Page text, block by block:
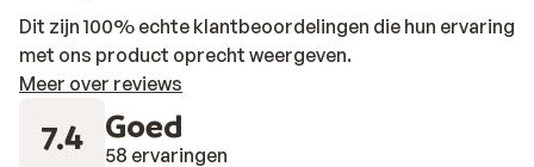
Dit zijn 100% echte klantbeoordelingen die hun ervaring
met ons product oprecht weergeven.
Meer over reviews
7.4 Goed
58 ervaringen